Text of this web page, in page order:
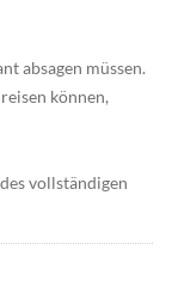
absagen müssen.
können,
vollständigen